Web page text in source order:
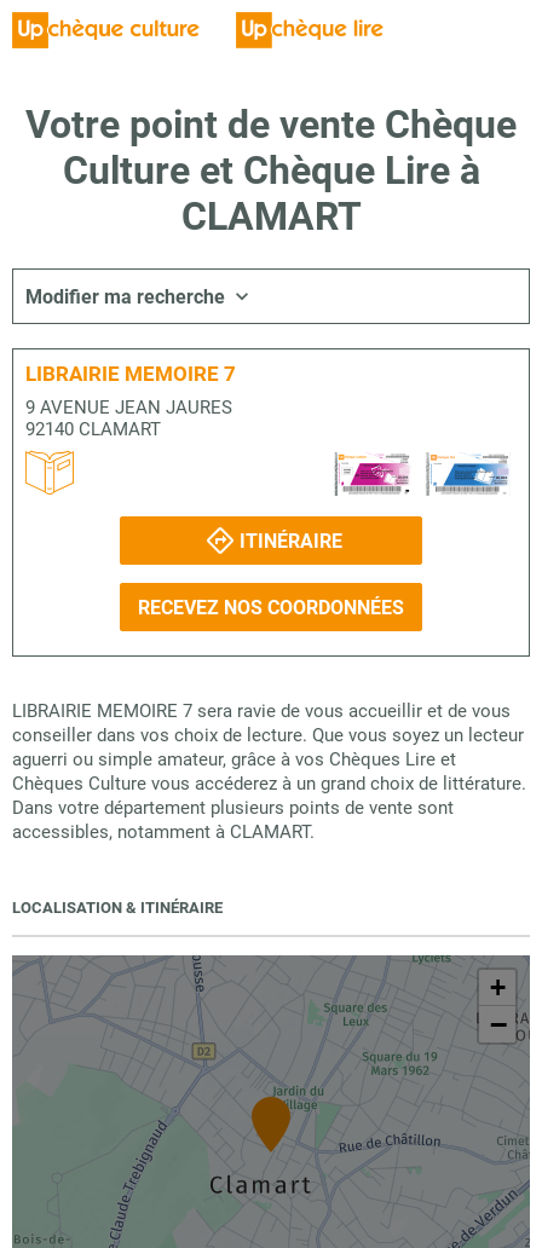
Votre point de vente Chèque
Culture et Chèque Lire à
CLAMART
Modifier ma recherche
LIBRAIRIE MEMOIRE 7
9 AVENUE JEAN JAURES
92140 CLAMART
ITINÉRAIRE
RECEVEZ NOS COORDONNÉES
LIBRAIRIE MEMOIRE 7 sera ravie de vous accueillir et de vous
conseiller dans vos choix de lecture. Que vous soyez un lecteur
aguerri ou simple amateur, grâce à vos Chèques Lire et
Chèques Culture vous accéderez à un grand choix de littérature.
Dans votre département plusieurs points de vente sont
accessibles, notamment à CLAMART.
LOCALISATION & ITINÉRAIRE
+
−